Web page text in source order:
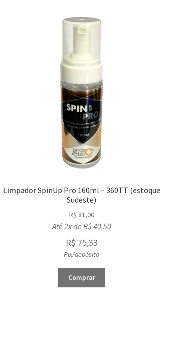
Limpador SpinUp Pro 160ml – 360TT (estoque
Sudeste)
R$ 81,00
Até 2x de R$40,50
R$ 75,33
Pix/depósito
Comprar